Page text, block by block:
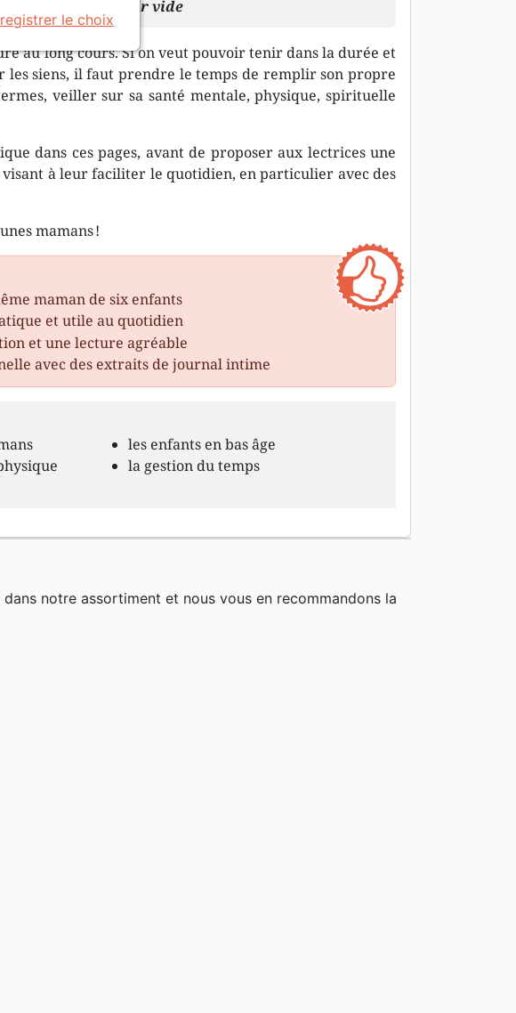
d’un réservoir vide
au long cours. Si on veut pouvoir tenir dans la durée et
les siens, il faut prendre le temps de remplir son propre
veiller sur sa santé mentale, physique, spirituelle
dans ces pages, avant de proposer aux lectrices une
à leur faciliter le quotidien, en particulier avec des
mamans !
maman de six enfants
et utile au quotidien
et une lecture agréable
avec des extraits de journal intime
les enfants en bas âge
la gestion du temps
notre assortiment et nous vous en recommandons la
le choix